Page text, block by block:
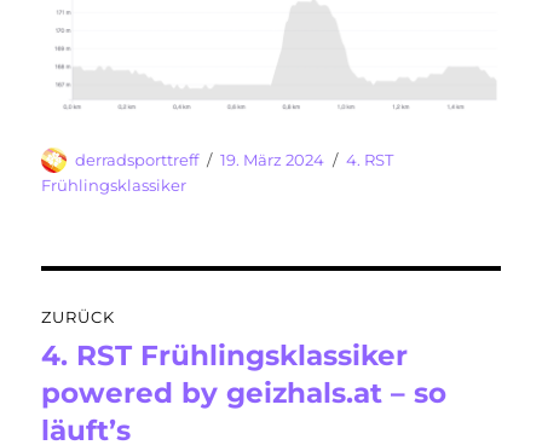
Autor
derradsporttreff
Veröffentlicht
19. März 2024 Kategorien
4. RST
Frühlingsklassiker
ZURÜCK
Vorheriger
Beitrag:
4. RST Frühlingsklassiker
powered by geizhals.at – so
läuft’s